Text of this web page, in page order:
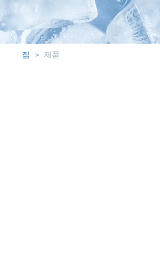
집 > 제품